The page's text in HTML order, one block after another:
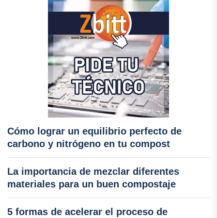
Cómo lograr un equilibrio perfecto de
carbono y nitrógeno en tu compost
La importancia de mezclar diferentes
materiales para un buen compostaje
5 formas de acelerar el proceso de